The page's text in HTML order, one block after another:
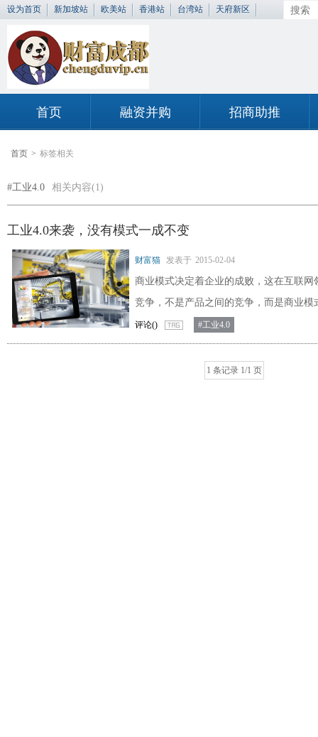
设为首页 新加坡站 欧美站 香港站 台湾站 天府新区
首页 融资并购 招商助推
首页 > 标签相关
#工业4.0 相关内容(1)
工业4.0来袭，没有模式一成不变
财富猫 发表于 2015-02-04
商业模式决定着企业的成败，这在互联
竞争，不是产品之间的竞争，而是商业模
评论() #工业4.0
1 条记录 1/1 页